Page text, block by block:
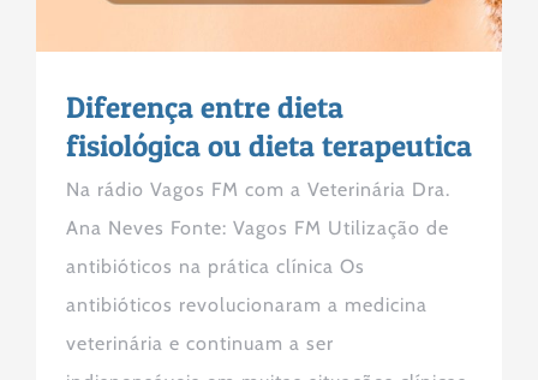
Diferença entre dieta
fisiológica ou dieta terapeutica
Na rádio Vagos FM com a Veterinária Dra.
Ana Neves Fonte: Vagos FM Utilização de
antibióticos na prática clínica Os
antibióticos revolucionaram a medicina
veterinária e continuam a ser